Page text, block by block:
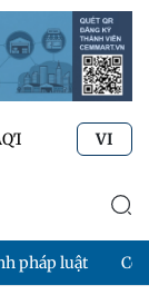
Tư vấn kỹ thuật
VI
pháp luật